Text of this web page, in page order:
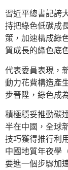
習近平總書記誇
持把綠色低碳成
策，加速構成綠
質成長的綠色底
代表委員表現，
動力花費構造產
步晉陞，綠色成
積極穩妥推動碳
半在中國，全球
技巧獲得推行利
中國地質年夜學
要進一個步驟加